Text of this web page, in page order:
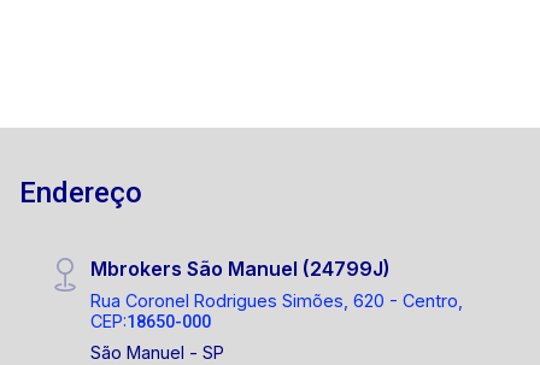
Endereço
Mbrokers São Manuel (24799J)
Rua Coronel Rodrigues Simões, 620 - Centro,
CEP:18650-000
São Manuel - SP